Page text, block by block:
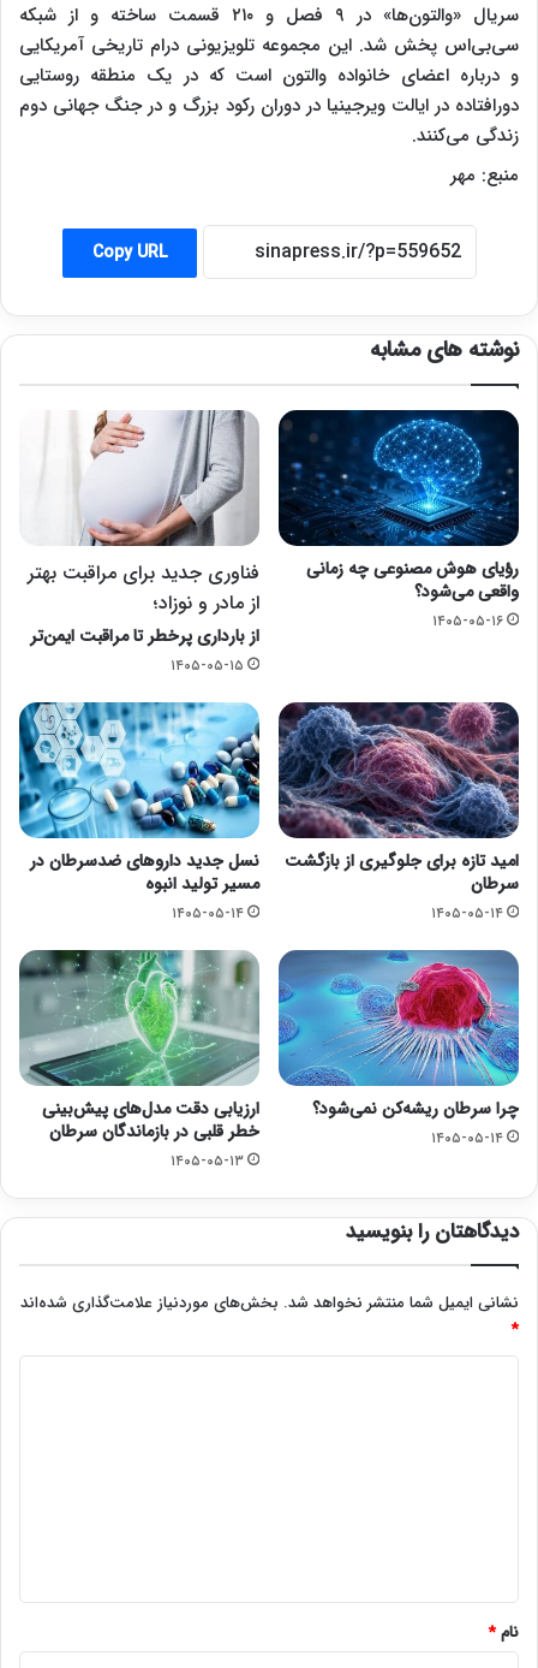
سریال «والتون‌ها» در ۹ فصل و ۲۱۰ قسمت ساخته و از شبکه
سی‌بی‌اس پخش شد. این مجموعه تلویزیونی درام تاریخی آمریکایی
و درباره اعضای خانواده والتون است که در یک منطقه روستایی
دورافتاده در ایالت ویرجینیا در دوران رکود بزرگ و در جنگ جهانی دوم
زندگی می‌کنند.
منبع: مهر
Copy URL
نوشته های مشابه
رؤیای هوش مصنوعی چه زمانی
واقعی می‌شود؟
۱۴۰۵-۰۵-۱۶
فناوری جدید برای مراقبت بهتر
از مادر و نوزاد؛
از بارداری پرخطر تا مراقبت ایمن‌تر
۱۴۰۵-۰۵-۱۵
امید تازه برای جلوگیری از بازگشت
سرطان
۱۴۰۵-۰۵-۱۴
نسل جدید داروهای ضدسرطان در
مسیر تولید انبوه
۱۴۰۵-۰۵-۱۴
چرا سرطان ریشه‌کن نمی‌شود؟
۱۴۰۵-۰۵-۱۴
ارزیابی دقت مدل‌های پیش‌بینی
خطر قلبی در بازماندگان سرطان
۱۴۰۵-۰۵-۱۳
دیدگاهتان را بنویسید
نشانی ایمیل شما منتشر نخواهد شد. بخش‌های موردنیاز علامت‌گذاری شده‌اند
*
نام*